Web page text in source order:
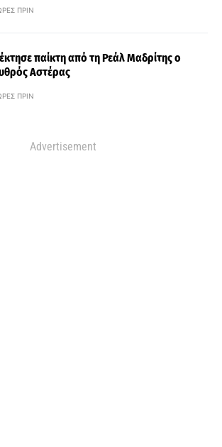
ΠΡΙΝ
παίκτη από τη Ρεάλ Μαδρίτης ο
Αστέρας
ΠΡΙΝ
Advertisement